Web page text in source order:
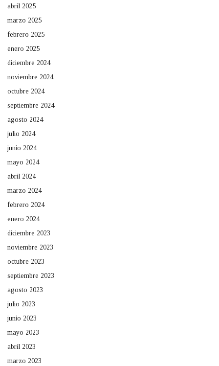
abril 2025
marzo 2025
febrero 2025
enero 2025
diciembre 2024
noviembre 2024
octubre 2024
septiembre 2024
agosto 2024
julio 2024
junio 2024
mayo 2024
abril 2024
marzo 2024
febrero 2024
enero 2024
diciembre 2023
noviembre 2023
octubre 2023
septiembre 2023
agosto 2023
julio 2023
junio 2023
mayo 2023
abril 2023
marzo 2023